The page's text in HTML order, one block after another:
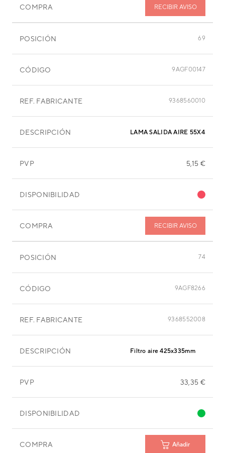
COMPRA RECIBIR AVISO
POSICIÓN 69
CÓDIGO 9AGF00147
REF. FABRICANTE 9368560010
DESCRIPCIÓN LAMA SALIDA AIRE 55X45 MM
PVP 5,15 €
DISPONIBILIDAD
COMPRA RECIBIR AVISO
POSICIÓN 74
CÓDIGO 9AGF8266
REF. FABRICANTE 9368552008
DESCRIPCIÓN Filtro aire 425x335mm
PVP 33,35 €
DISPONIBILIDAD
COMPRA Añadir